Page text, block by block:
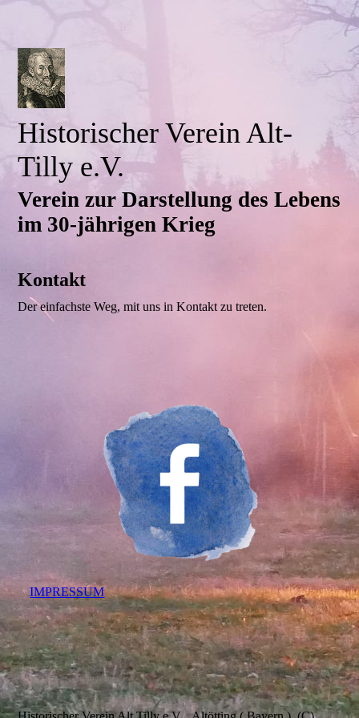
Historischer Verein Alt-
Tilly e.V.
Verein zur Darstellung des Lebens
im 30-jährigen Krieg
Kontakt
Der einfachste Weg, mit uns in Kontakt zu treten.
IMPRESSUM